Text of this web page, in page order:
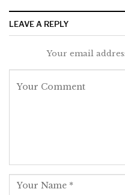
LEAVE A REPLY
Your email